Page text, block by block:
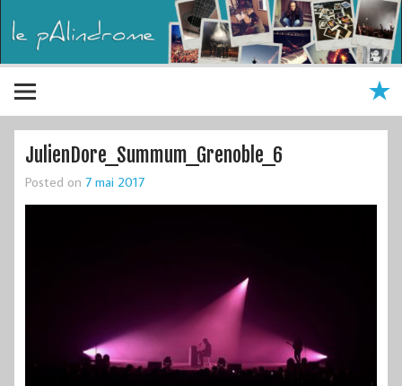
JulienDore_Summum_Grenoble_6
Posted on 7 mai 2017